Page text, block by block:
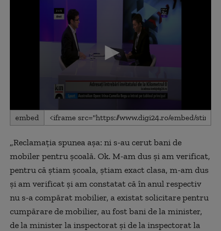
0
seconds
minute,
seconds
embed
„Reclamația spunea așa: ni s-au cerut bani de
mobiler pentru școală. Ok. M-am dus și am verificat,
pentru că știam școala, știam exact clasa, m-am dus
și am verificat și am constatat că în anul respectiv
nu s-a compărat mobilier, a existat solicitare pentru
cumpărare de mobilier, au fost bani de la minister,
de la minister la inspectorat și de la inspectorat la